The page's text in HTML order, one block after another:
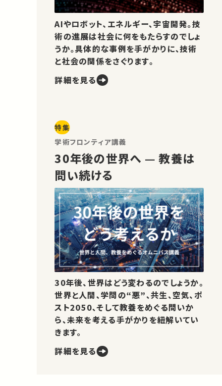
AIやロボット、エネルギー、宇宙開発。技
術の進展は社会に何をもたらすのでしょ
うか。具体的な事例を手がかりに、技術
と社会の関係をさぐります。
詳細を見る
特集
学術フロンティア講義
30年後の世界へ — 教養は
問い続ける
30年後、世界はどう変わるのでしょうか。
世界と人間、学問の“悪”、共生、空気、ポ
スト2050、そして教養をめぐる問いか
ら、未来を考える手がかりを紐解いてい
きます。
詳細を見る